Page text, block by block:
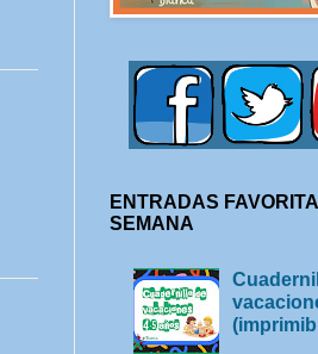
ENTRADAS
SEMANA